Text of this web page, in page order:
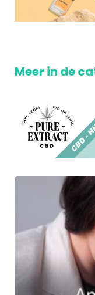
Meer in de